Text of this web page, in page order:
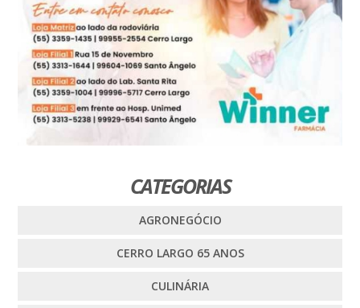
CATEGORIAS
AGRONEGÓCIO
CERRO LARGO 65 ANOS
CULINÁRIA